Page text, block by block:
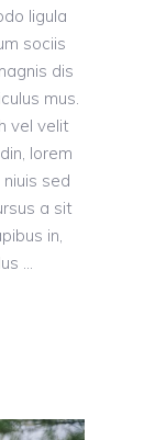
ligula
sociis
dis
mus.
vel velit
lorem
sed
a sit
in,